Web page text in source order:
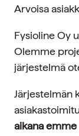
Arvoisa
Fysioline Oy
Olemme
järjestelmä
Järjestelmän
aikana